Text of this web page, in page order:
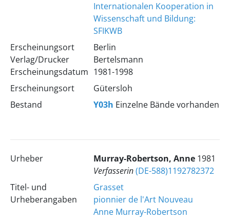
Internationalen Kooperation in
Wissenschaft und Bildung:
SFIKWB
Erscheinungsort
Verlag/Drucker
Erscheinungsdatum
Berlin
Bertelsmann
1981-1998
Erscheinungsort
Gütersloh
Bestand
Y03h Einzelne Bände vorhanden
Urheber Murray-Robertson, Anne 1981
Verfasserin(DE-588)1192782372
Titel- und
Urheberangaben
Grasset
pionnier de l'Art Nouveau
Anne Murray-Robertson